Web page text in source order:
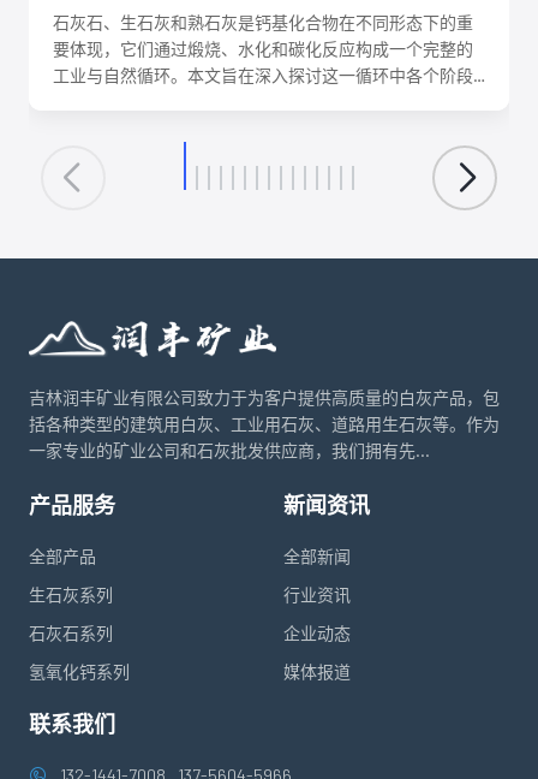
石灰石、生石灰和熟石灰是钙基化合物在不同形态下的重
要体现，它们通过煅烧、水化和碳化反应构成一个完整的
工业与自然循环。本文旨在深入探讨这一循环中各个阶段
优化生产工艺、降低能耗、实现资源可持续利用具有重要
意义。
吉林润丰矿业有限公司致力于为客户提供高质量的白灰产品，包
括各种类型的建筑用白灰、工业用石灰、道路用生石灰等。作为
一家专业的矿业公司和石灰批发供应商，我们拥有先...
产品服务
全部产品
生石灰系列
石灰石系列
氢氧化钙系列
新闻资讯
全部新闻
行业资讯
企业动态
媒体报道
联系我们